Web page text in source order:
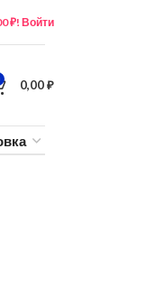
₽! Войти
0,00₽